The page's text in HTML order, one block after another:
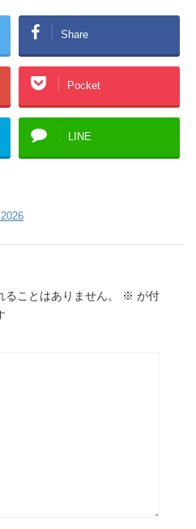
Share
Pocket
LINE
ことはありません。 ※ が付